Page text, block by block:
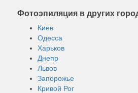
Фотоэпиляция в других
Киев
Одесса
Харьков
Днепр
Львов
Запорожье
Кривой Рог